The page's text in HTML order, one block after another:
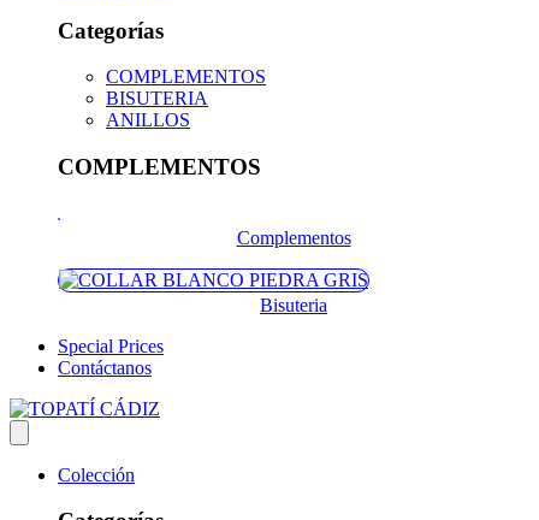
Categorías
COMPLEMENTOS
BISUTERIA
ANILLOS
COMPLEMENTOS
Complementos
Bisuteria
Special Prices
Contáctanos
Colección